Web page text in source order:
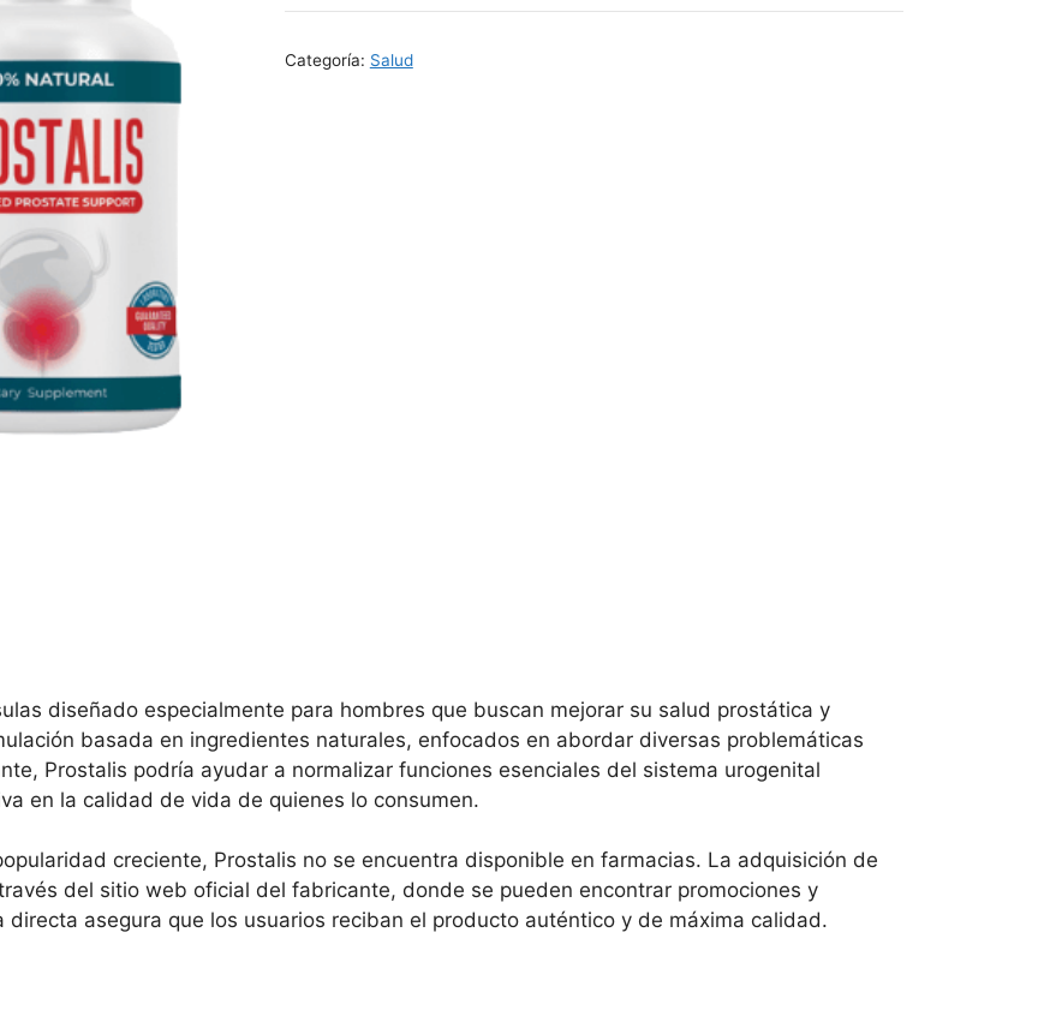
Categoría: Salud
diseñado especialmente para hombres que buscan mejorar su salud prostática y
basada en ingredientes naturales, enfocados en abordar diversas problemáticas
Prostalis podría ayudar a normalizar funciones esenciales del sistema urogenital
en la calidad de vida de quienes lo consumen.
creciente, Prostalis no se encuentra disponible en farmacias. La adquisición de
del sitio web oficial del fabricante, donde se pueden encontrar promociones y
asegura que los usuarios reciban el producto auténtico y de máxima calidad.